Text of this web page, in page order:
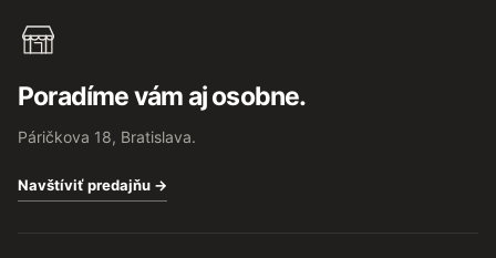
Poradíme vám aj osobne.
Páričkova 18, Bratislava.
Navštíviť predajňu →